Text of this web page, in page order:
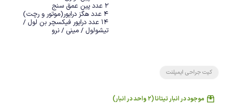
تیشولول / مینی / نرو
کیت جراحی ایمپلنت
موجود در انبار تیتانا (2 واحد در انبار)